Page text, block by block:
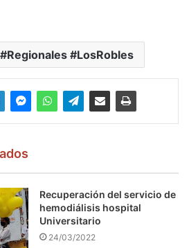
#LosRobles
Recuperación del servicio de
hemodiálisis hospital
Universitario
24/03/2022